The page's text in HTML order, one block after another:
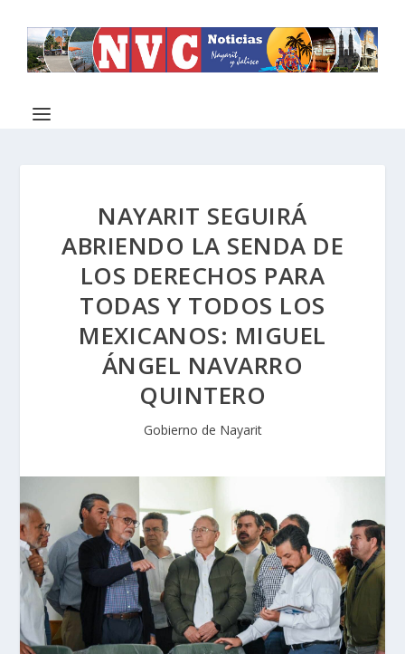
NAYARIT SEGUIRÁ
ABRIENDO LA SENDA DE
LOS DERECHOS PARA
TODAS Y TODOS LOS
MEXICANOS: MIGUEL
ÁNGEL NAVARRO
QUINTERO
Gobierno de Nayarit